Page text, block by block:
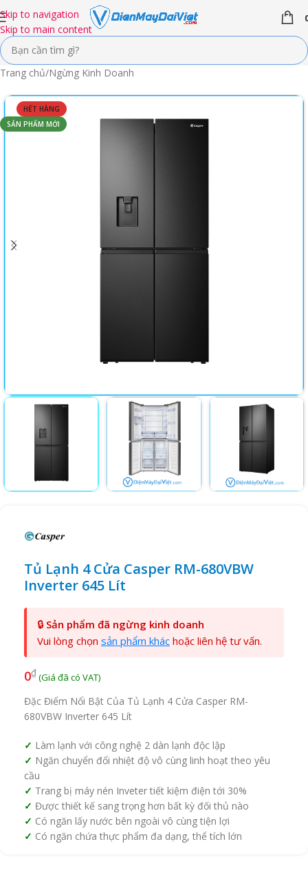
Skip to navigation
Skip to main content
Trang chủ/Ngừng Kinh Doanh
HẾT HÀNG
SẢN PHẨM MỚI
Tủ Lạnh 4 Cửa Casper RM-680VBW
Inverter 645 Lít
🔒 Sản phẩm đã ngừng kinh doanh
Vui lòng chọn sản phẩm khác hoặc liên hệ tư vấn.
0₫
Đặc Điểm Nổi Bật Của Tủ Lạnh 4 Cửa Casper RM-
680VBW Inverter 645 Lít
Làm lạnh với công nghệ 2 dàn lạnh độc lập
Ngăn chuyển đổi nhiệt độ vô cùng linh hoạt theo yêu
cầu
Trang bị máy nén Inveter tiết kiệm điện tới 30%
Được thiết kế sang trọng hơn bất kỳ đối thủ nào
Có ngăn lấy nước bên ngoài vô cùng tiện lợi
Có ngăn chứa thực phẩm đa dạng, thể tích lớn